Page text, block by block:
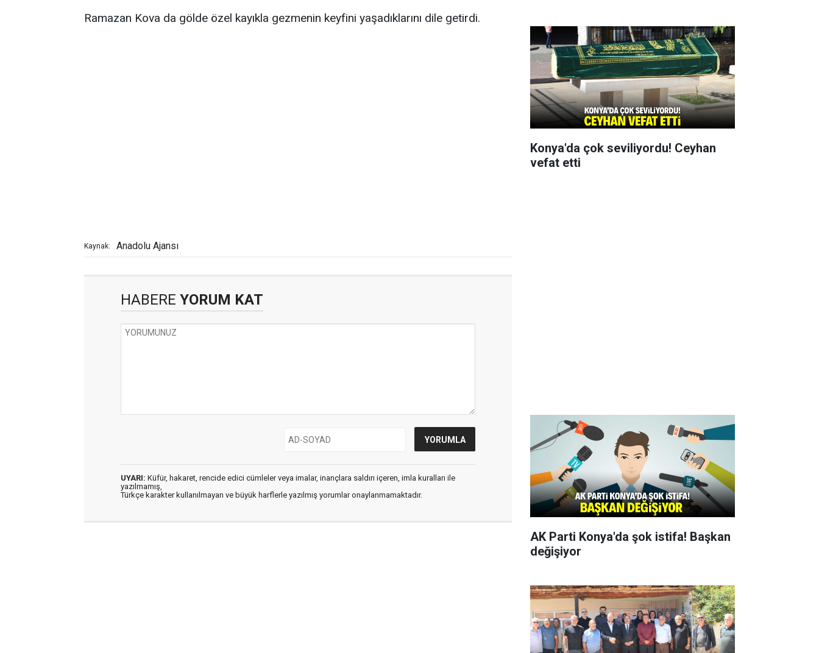
Ramazan Kova da gölde özel kayıkla gezmenin keyfini yaşadıklarını dile getirdi.
Kaynak: Anadolu Ajansı
HABERE YORUM KAT
UYARI: Küfür, hakaret, rencide edici cümleler veya imalar, inançlara saldırı içeren, imla kuralları ile
yazılmamış,
Türkçe karakter kullanılmayan ve büyük harflerle yazılmış yorumlar onaylanmamaktadır.
Konya'da çok seviliyordu! Ceyhan
vefat etti
AK Parti Konya'da şok istifa! Başkan
değişiyor